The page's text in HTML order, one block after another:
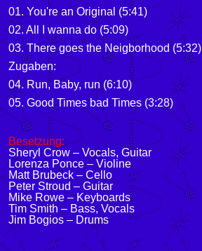
01.You're an Original (5:41)
02. All I wanna do(5:09)
03.There goes the Neigborhood(5:32)
Zugaben:
04.Run, Baby, run(6:10)
05. Good Times bad Times(3:28)
Besetzung:
Sheryl Crow – Vocals, Guitar
Lorenza Ponce – Violine
Matt Brubeck – Cello
Peter Stroud – Guitar
Mike Rowe – Keyboards
Tim Smith – Bass, Vocals
Jim Bogios – Drums